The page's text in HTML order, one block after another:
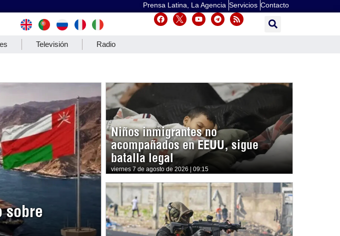
Prensa Latina, La Agencia Servicios Contacto
Televisión Radio
sobre
Niños inmigrantes no
acompañados en EEUU, sigue
batalla legal
viernes 7 de agosto de 2026 | 09:15